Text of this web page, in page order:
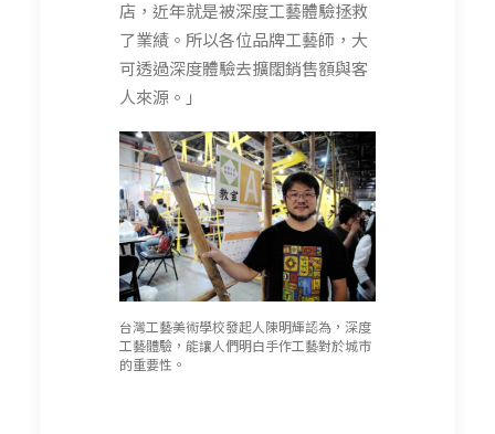
店，近年就是被深度工藝體驗拯救
了業績。所以各位品牌工藝師，大
可透過深度體驗去擴闊銷售額與客
人來源。」
台灣工藝美術學校發起人陳明輝認為，深度
工藝體驗，能讓人們明白手作工藝對於城市
的重要性。